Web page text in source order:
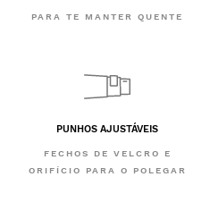
PARA TE MANTER QUENTE
PUNHOS AJUSTÁVEIS
FECHOS DE VELCRO E
ORIFÍCIO PARA O POLEGAR